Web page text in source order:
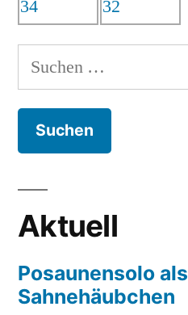
Suchen
nach:
Aktuell
Posaunensolo als
Sahnehäubchen